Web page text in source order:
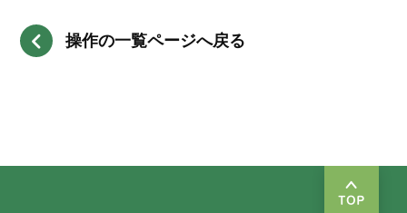
操作の一覧ページへ戻る